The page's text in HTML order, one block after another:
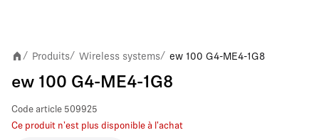
/ Produits/ Wireless systems/ ew 100 G4-ME4-1G8
ew 100 G4-ME4-1G8
Code article 509925
Ce produit n'est plus disponible à l'achat